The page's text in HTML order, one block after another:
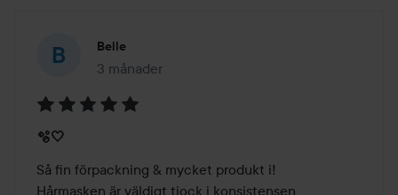
Belle
3 månader
Inlägget skapades 3 månader
5
av
5
🫧🤍
Så fin förpackning & mycket produkt i!
Hårmasken är väldigt tjock i konsistensen